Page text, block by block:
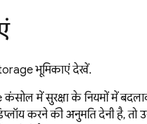
भूमिकाएं देखें.
कंसोल में सुरक्षा के नियमों में
करने की अनुमति देनी है,